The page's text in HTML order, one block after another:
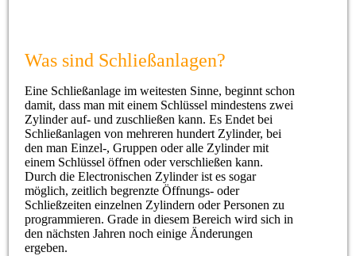
Was sind Schließanlagen?
Eine Schließanlage im weitesten Sinne, beginnt schon
damit, dass man mit einem Schlüssel mindestens zwei
Zylinder auf- und zuschließen kann. Es Endet bei
Schließanlagen von mehreren hundert Zylinder, bei
den man Einzel-, Gruppen oder alle Zylinder mit
einem Schlüssel öffnen oder verschließen kann.
Durch die Electronischen Zylinder ist es sogar
möglich, zeitlich begrenzte Öffnungs- oder
Schließzeiten einzelnen Zylindern oder Personen zu
programmieren. Grade in diesem Bereich wird sich in
den nächsten Jahren noch einige Änderungen
ergeben.